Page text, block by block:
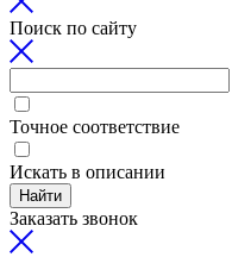
Поиск по сайту
Точное соответствие
Искать в описании
Найти
Заказать звонок